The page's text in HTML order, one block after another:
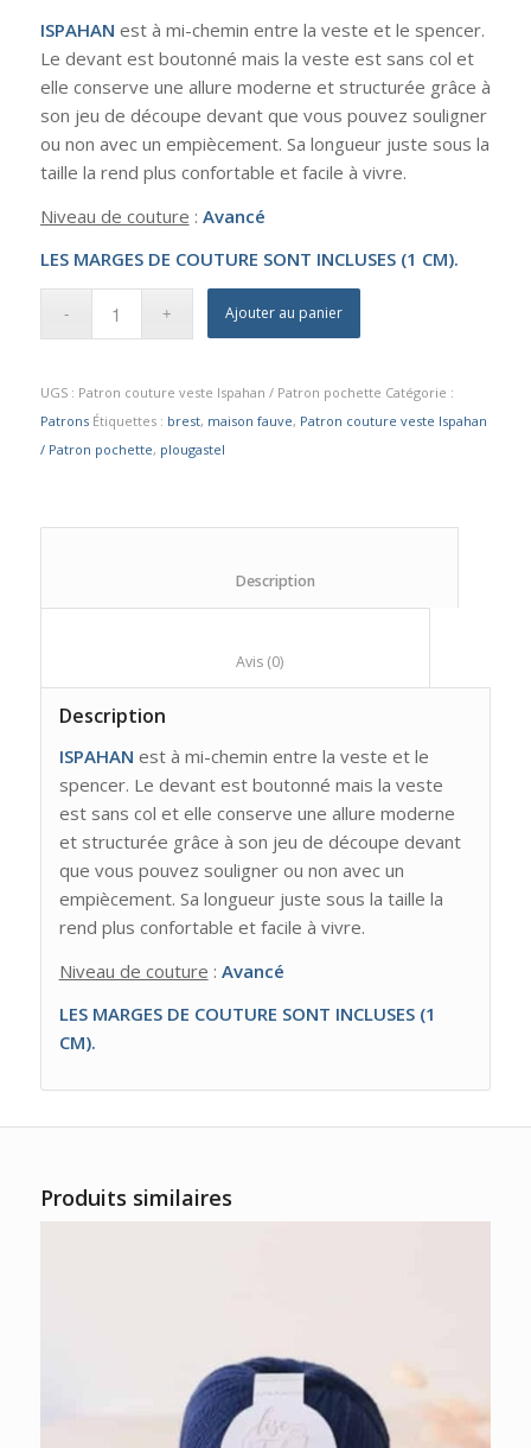
ISPAHAN est à mi-chemin entre la veste et le spencer.
Le devant est boutonné mais la veste est sans col et
elle conserve une allure moderne et structurée grâce à
son jeu de découpe devant que vous pouvez souligner
ou non avec un empiècement. Sa longueur juste sous la
taille la rend plus confortable et facile à vivre.
Niveau de couture : Avancé
LES MARGES DE COUTURE SONT INCLUSES (1 CM).
Ajouter au panier
UGS : Patron couture veste Ispahan / Patron pochette Catégorie :
Patrons Étiquettes : brest, maison fauve, Patron couture veste Ispahan
/ Patron pochette, plougastel
						Avis (0)
Description
ISPAHAN est à mi-chemin entre la veste et le
spencer. Le devant est boutonné mais la veste
est sans col et elle conserve une allure moderne
et structurée grâce à son jeu de découpe devant
que vous pouvez souligner ou non avec un
empiècement. Sa longueur juste sous la taille la
rend plus confortable et facile à vivre.
Niveau de couture : Avancé
LES MARGES DE COUTURE SONT INCLUSES (1
CM).
Produits similaires